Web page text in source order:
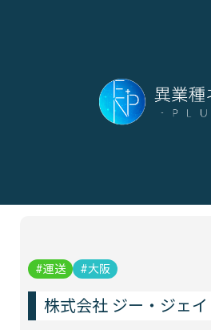
運送 大阪
株式会社 ジー・ジェ